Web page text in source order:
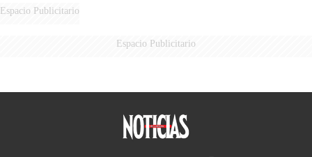
Espacio Publicitario
Espacio Publicitario